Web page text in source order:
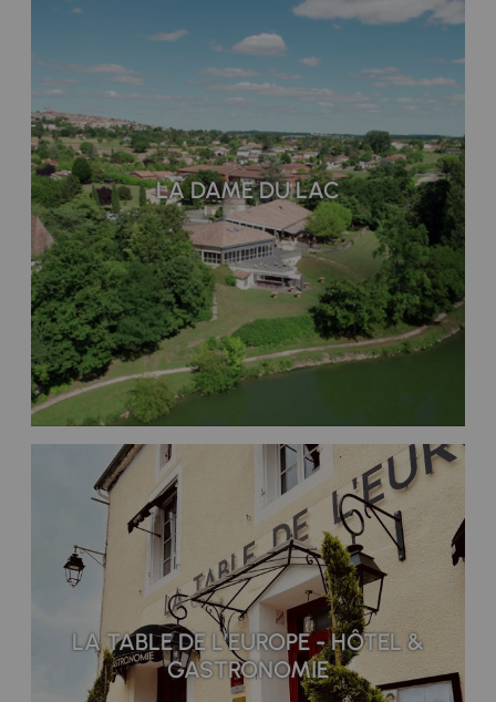
LA DAME DU LAC
LA TABLE DE L’EUROPE - HÔTEL &
GASTRONOMIE